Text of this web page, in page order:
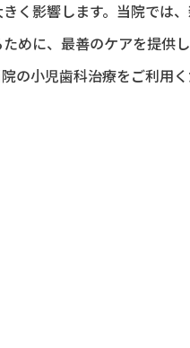
く影響します。当院では
めに、最善のケアを提供
の小児歯科治療をご利用く